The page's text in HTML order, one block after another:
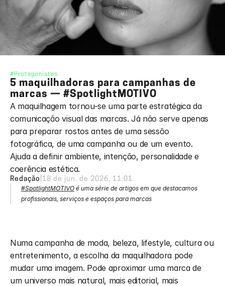
#Protagonistas
5 maquilhadoras para campanhas de
marcas — #SpotlightMOTIVO
A maquilhagem tornou-se uma parte estratégica da
comunicação visual das marcas. Já não serve apenas
para preparar rostos antes de uma sessão
fotográfica, de uma campanha ou de um evento.
Ajuda a definir ambiente, intenção, personalidade e
coerência estética.
Redação 18 de jun. de 2026, 11:01
#SpotlightMOTIVO é uma série de artigos em que destacamos
profissionais, serviços e espaços para marcas
Numa campanha de moda, beleza, lifestyle, cultura ou
entretenimento, a escolha da maquilhadora pode
mudar uma imagem. Pode aproximar uma marca de
um universo mais natural, mais editorial, mais